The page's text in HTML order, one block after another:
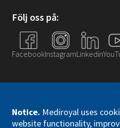
Följ oss på:
FacebookInstagramLinkedin
Notice. Mediroyal uses
website functionality,